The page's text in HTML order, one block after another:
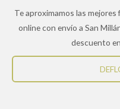
Te aproximamos las
online con envío a San
descuento